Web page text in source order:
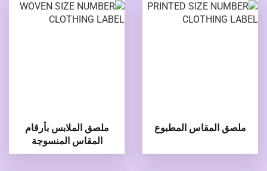
ملصق المقاس المطبوع
ملصق الملابس بأرقام
المقاس المنسوجة